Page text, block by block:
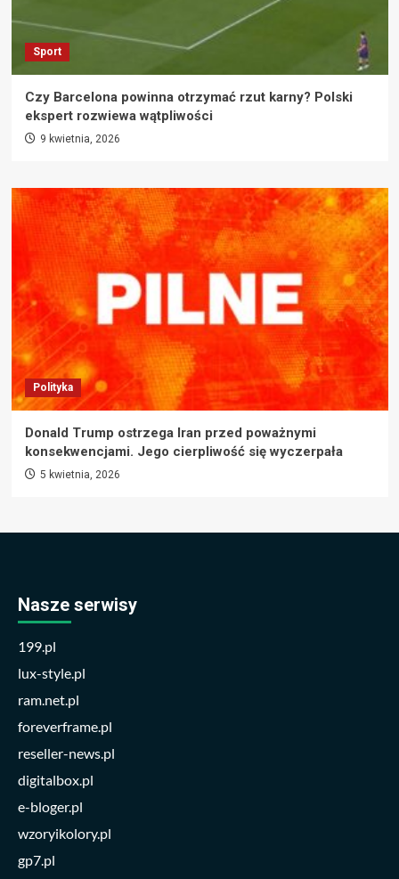
Sport
Czy Barcelona powinna otrzymać rzut karny? Polski
ekspert rozwiewa wątpliwości
9 kwietnia, 2026
Polityka
Donald Trump ostrzega Iran przed poważnymi
konsekwencjami. Jego cierpliwość się wyczerpała
5 kwietnia, 2026
Nasze serwisy
199.pl
lux-style.pl
ram.net.pl
foreverframe.pl
reseller-news.pl
digitalbox.pl
e-bloger.pl
wzoryikolory.pl
gp7.pl